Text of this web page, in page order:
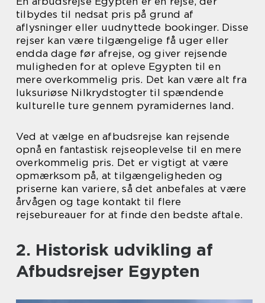
tilbydes til nedsat pris på grund af
aflysninger eller uudnyttede bookinger. Disse
rejser kan være tilgængelige få uger eller
endda dage før afrejse, og giver rejsende
muligheden for at opleve Egypten til en
mere overkommelig pris. Det kan være alt fra
luksuriøse Nilkrydstogter til spændende
kulturelle ture gennem pyramidernes land.
Ved at vælge en afbudsrejse kan rejsende
opnå en fantastisk rejseoplevelse til en mere
overkommelig pris. Det er vigtigt at være
opmærksom på, at tilgængeligheden og
priserne kan variere, så det anbefales at være
årvågen og tage kontakt til flere
rejsebureauer for at finde den bedste aftale.
2. Historisk udvikling af
Afbudsrejser Egypten